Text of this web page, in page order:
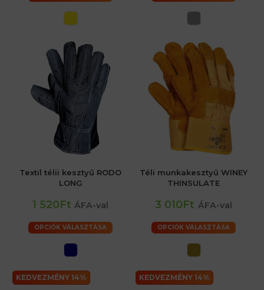
Textil télii kesztyű RODO
LONG
1 520Ft ÁFA-val
OPCIÓK VÁLASZTÁSA
Téli munkakesztyű WINEY
THINSULATE
3 010Ft ÁFA-val
OPCIÓK VÁLASZTÁSA
KEDVEZMÉNY 14% KEDVEZMÉNY 14%